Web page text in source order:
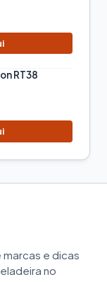
RT38
e dicas
no